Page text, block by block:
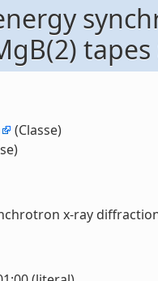
(Classe)
x-ray